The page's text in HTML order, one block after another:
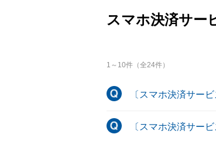
スマホ決済サー
1 ～ 10件（全24件）
〔スマホ決済サー
〔スマホ決済サー